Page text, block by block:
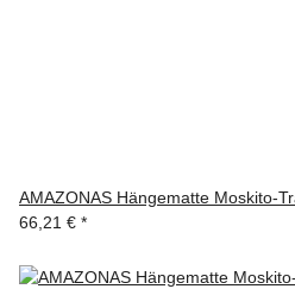
AMAZONAS Hängematte Moskito-
66,21 € *